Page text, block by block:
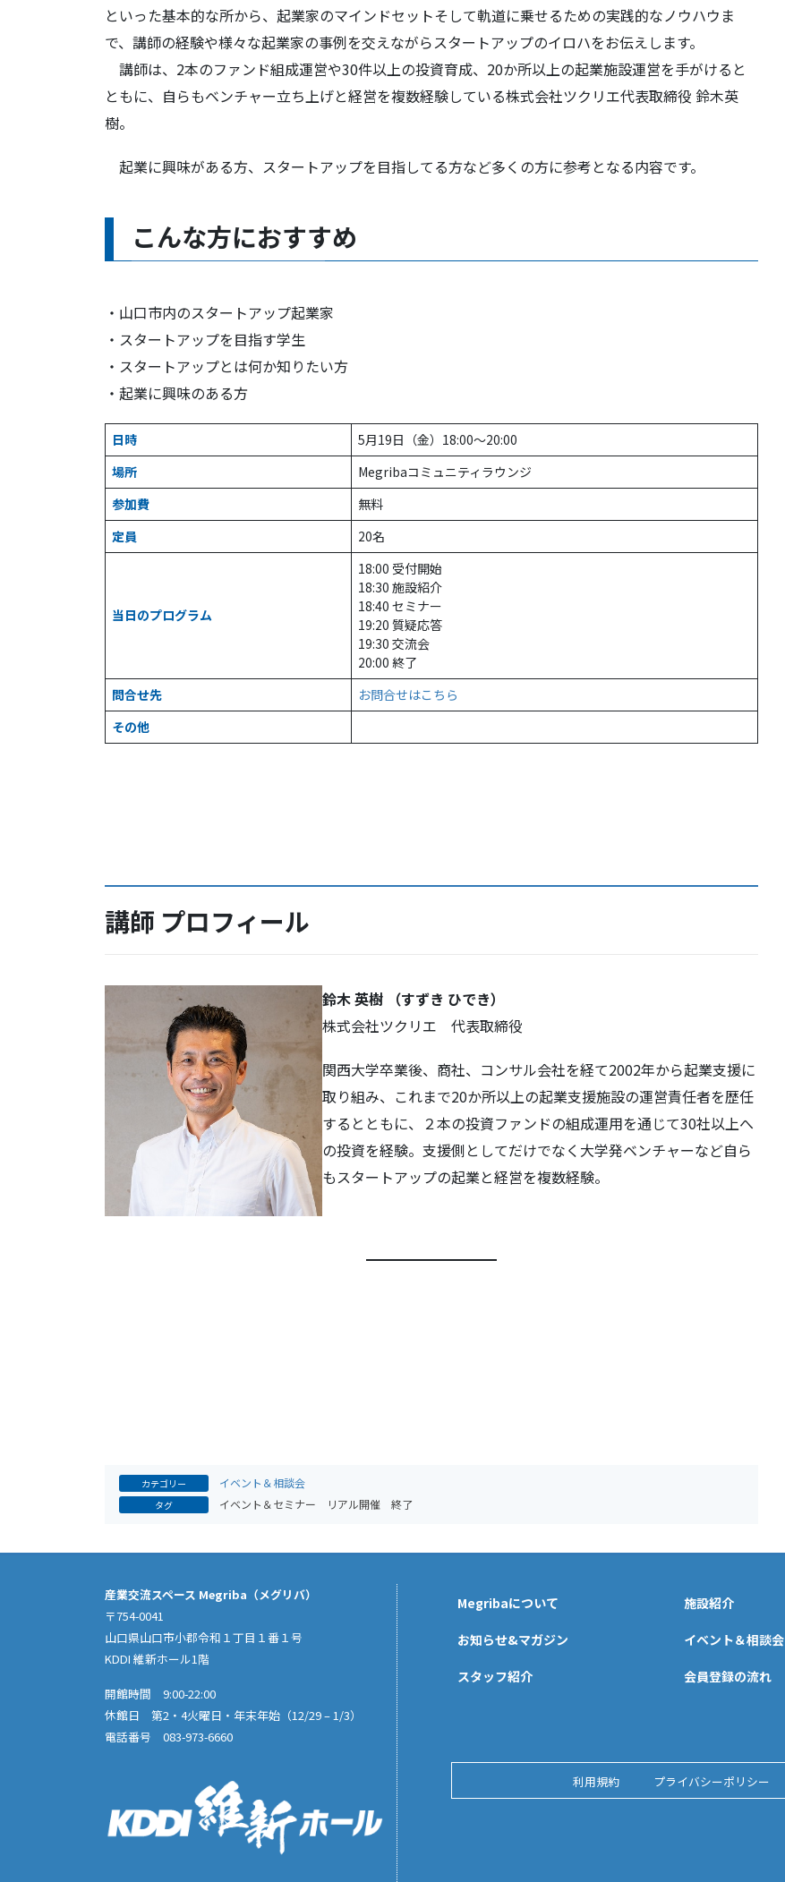
といった基本的な所から、起業家のマインドセットそして軌道に乗せるための実践的なノウハウま
で、講師の経験や様々な起業家の事例を交えながらスタートアップのイロハをお伝えします。
講師は、2本のファンド組成運営や30件以上の投資育成、20か所以上の起業施設運営を手がけると
ともに、自らもベンチャー立ち上げと経営を複数経験している株式会社ツクリエ代表取締役 鈴木英
樹。
起業に興味がある方、スタートアップを目指してる方など多くの方に参考となる内容です。
こんな方におすすめ
・山口市内のスタートアップ起業家
・スタートアップを目指す学生
・スタートアップとは何か知りたい方
・起業に興味のある方
日時
5月19日（金）18:00～20:00
場所
Megribaコミュニティラウンジ
参加費
無料
定員
20名
当日のプログラム
18:00 受付開始
18:30 施設紹介
18:40 セミナー
19:20 質疑応答
19:30 交流会
20:00 終了
問合せ先
お問合せはこちら
その他
講師 プロフィール
鈴木 英樹
（すずき ひでき）
株式会社ツクリエ 代表取締役
関西大学卒業後、商社、コンサル会社を経て2002年から起業支援に
取り組み、これまで20か所以上の起業支援施設の運営責任者を歴任
するとともに、２本の投資ファンドの組成運用を通じて30社以上へ
の投資を経験。支援側としてだけでなく大学発ベンチャーなど自ら
もスタートアップの起業と経営を複数経験。
カテゴリー イベント＆相談会
タグ イベント＆セミナー リアル開催 終了
産業交流スペース Megriba（メグリバ）
〒754-0041
山口県山口市小郡令和１丁目１番１号
KDDI 維新ホール1階
開館時間 9:00-22:00
休館日 第2・4火曜日・年末年始（12/29 – 1/3）
電話番号 083-973-6660
Megribaについて 施設紹介
お知らせ&マガジン イベント＆相談会
スタッフ紹介 会員登録の流れ
利用規約 プライバシーポリシー